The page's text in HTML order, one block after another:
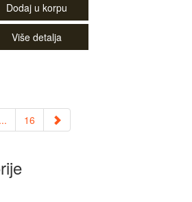
Dodaj u korpu
Više detalja
... 16